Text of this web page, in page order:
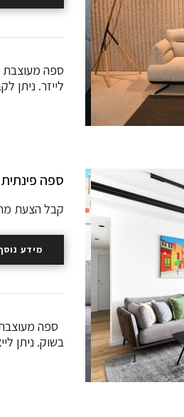
ספה מעוצבת
לייזר. ניתן
ספה
קבל הצעת
מידע
ספה מעוצבת
בשוק. ניתן